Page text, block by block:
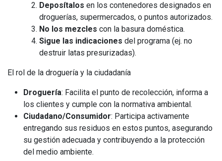
Deposítalos en los contenedores designados en
droguerías, supermercados, o puntos autorizados.
No los mezcles con la basura doméstica.
Sigue las indicaciones del programa (ej. no
destruir latas presurizadas).
El rol de la droguería y la ciudadanía
Droguería: Facilita el punto de recolección, informa a
los clientes y cumple con la normativa ambiental.
Ciudadano/Consumidor: Participa activamente
entregando sus residuos en estos puntos, asegurando
su gestión adecuada y contribuyendo a la protección
del medio ambiente.